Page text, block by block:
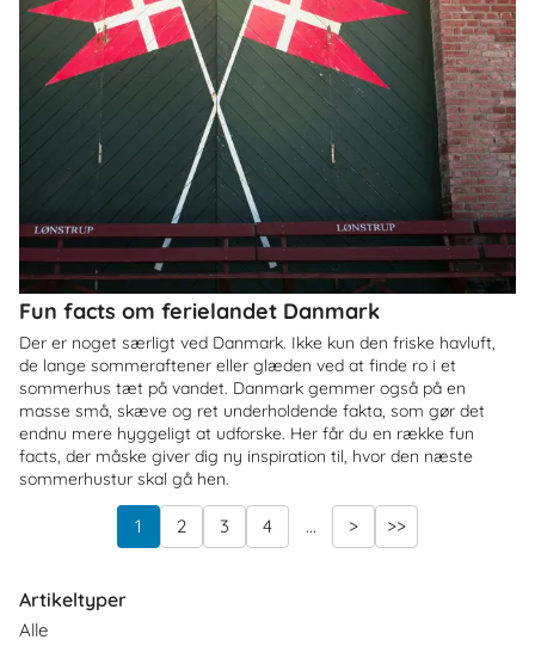
Fun facts om ferielandet Danmark
Der er noget særligt ved Danmark. Ikke kun den friske havluft,
de lange sommeraftener eller glæden ved at finde ro i et
sommerhus tæt på vandet. Danmark gemmer også på en
masse små, skæve og ret underholdende fakta, som gør det
endnu mere hyggeligt at udforske. Her får du en række fun
facts, der måske giver dig ny inspiration til, hvor den næste
sommerhustur skal gå hen.
1 2 3 4 ... > >>
Artikeltyper
Alle